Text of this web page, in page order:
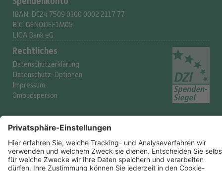
IBAN: DE24 7509 0300 0002 2117 77
BIC: GENODEF1M05
LIGA Bank eG
Rechtliches
Datenschutzerklärung
Datenschutz-Optionen
Impressum
Ombudsperson